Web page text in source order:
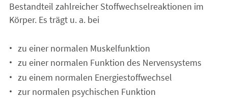
Bestandteil zahlreicher Stoffwechselreaktionen im
Körper. Es trägt u. a. bei
zu einer normalen Muskelfunktion
zu einer normalen Funktion des Nervensystems
zu einem normalen Energiestoffwechsel
zur normalen psychischen Funktion